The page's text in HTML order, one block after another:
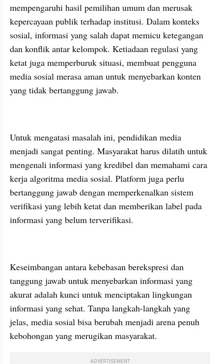
mempengaruhi hasil pemilihan umum dan merusak
kepercayaan publik terhadap institusi. Dalam konteks
sosial, informasi yang salah dapat memicu ketegangan
dan konflik antar kelompok. Ketiadaan regulasi yang
ketat juga memperburuk situasi, membuat pengguna
media sosial merasa aman untuk menyebarkan konten
yang tidak bertanggung jawab.
Untuk mengatasi masalah ini, pendidikan media
menjadi sangat penting. Masyarakat harus dilatih untuk
mengenali informasi yang kredibel dan memahami cara
kerja algoritma media sosial. Platform juga perlu
bertanggung jawab dengan memperkenalkan sistem
verifikasi yang lebih ketat dan memberikan label pada
informasi yang belum terverifikasi.
Keseimbangan antara kebebasan berekspresi dan
tanggung jawab untuk menyebarkan informasi yang
akurat adalah kunci untuk menciptakan lingkungan
informasi yang sehat. Tanpa langkah-langkah yang
jelas, media sosial bisa berubah menjadi arena penuh
kebohongan yang merugikan masyarakat.
ADVERTISEMENT